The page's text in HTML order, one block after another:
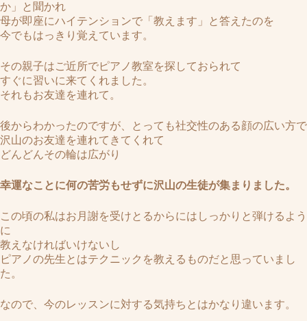
か」と聞かれ
母が即座にハイテンションで「教えます」と答えたのを
今でもはっきり覚えています。
その親子はご近所でピアノ教室を探しておられて
すぐに習いに来てくれました。
それもお友達を連れて。
後からわかったのですが、とっても社交性のある顔の広い方で
沢山のお友達を連れてきてくれて
どんどんその輪は広がり
幸運なことに何の苦労もせずに沢山の生徒が集まりました。
この頃の私はお月謝を受けとるからにはしっかりと弾けるよう
に
教えなければいけないし
ピアノの先生とはテクニックを教えるものだと思っていまし
た。
なので、今のレッスンに対する気持ちとはかなり違います。